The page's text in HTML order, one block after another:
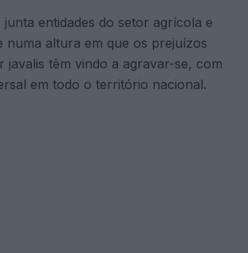
junta entidades do setor agrícola e
numa altura em que os prejuízos
javalis têm vindo a agravar-se, com
em todo o território nacional.